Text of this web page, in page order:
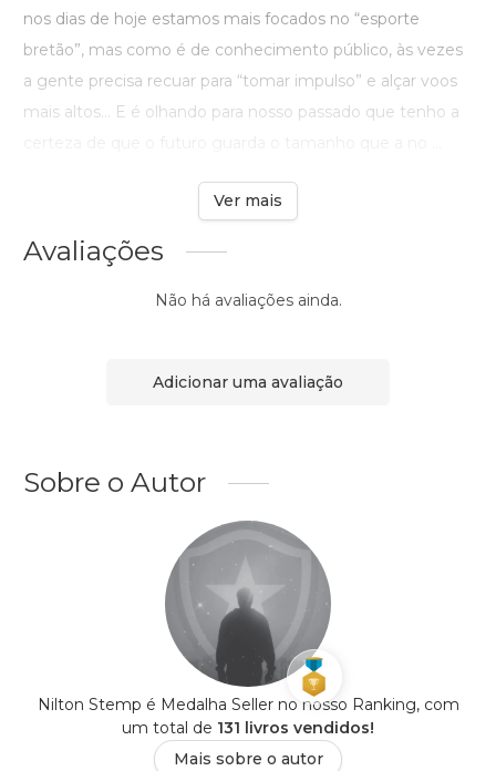
nos dias de hoje estamos mais focados no “esporte
bretão”, mas como é de conhecimento público, às vezes
a gente precisa recuar para “tomar impulso” e alçar voos
mais altos... E é olhando para nosso passado que tenho a
Ver mais
Avaliações
Não há avaliações ainda.
Adicionar uma avaliação
Sobre o Autor
Nilton Stemp é Medalha Seller no nosso Ranking, com
um total de 131 livros vendidos!
Mais sobre o autor